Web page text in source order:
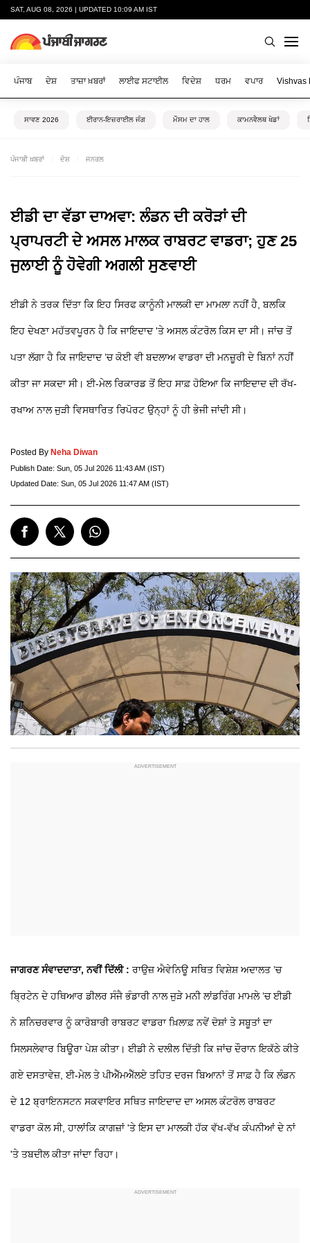
SAT, AUG 08, 2026 | UPDATED 10:09 AM IST
ਪੰਜਾਬ ਦੇਸ਼ ਤਾਜ਼ਾ ਖ਼ਬਰਾਂ ਲਾਈਫ ਸਟਾਈਲ ਵਿਦੇਸ਼ ਧਰਮ ਵਪਾਰ Vishvas
ਸਾਵਣ 2026 ਈਰਾਨ-ਇਜ਼ਰਾਈਲ ਜੰਗ ਮੌਸਮ ਦਾ ਹਾਲ ਕਾਮਨਵੈਲਥ ਖੇਡਾਂ
ਪੰਜਾਬੀ ਖ਼ਬਰਾਂ ਦੇਸ਼ ਜਨਰਲ
ਈਡੀ ਦਾ ਵੱਡਾ ਦਾਅਵਾ: ਲੰਡਨ ਦੀ ਕਰੋੜਾਂ ਦੀ
ਪ੍ਰਾਪਰਟੀ ਦੇ ਅਸਲ ਮਾਲਕ ਰਾਬਰਟ ਵਾਡਰਾ; ਹੁਣ 25
ਜੁਲਾਈ ਨੂੰ ਹੋਵੇਗੀ ਅਗਲੀ ਸੁਣਵਾਈ
ਈਡੀ ਨੇ ਤਰਕ ਦਿੱਤਾ ਕਿ ਇਹ ਸਿਰਫ ਕਾਨੂੰਨੀ ਮਾਲਕੀ ਦਾ ਮਾਮਲਾ ਨਹੀਂ ਹੈ, ਬਲਕਿ
ਇਹ ਦੇਖਣਾ ਮਹੱਤਵਪੂਰਨ ਹੈ ਕਿ ਜਾਇਦਾਦ 'ਤੇ ਅਸਲ ਕੰਟਰੋਲ ਕਿਸ ਦਾ ਸੀ। ਜਾਂਚ ਤੋਂ
ਪਤਾ ਲੱਗਾ ਹੈ ਕਿ ਜਾਇਦਾਦ ’ਚ ਕੋਈ ਵੀ ਬਦਲਾਅ ਵਾਡਰਾ ਦੀ ਮਨਜ਼ੂਰੀ ਦੇ ਬਿਨਾਂ ਨਹੀਂ
ਕੀਤਾ ਜਾ ਸਕਦਾ ਸੀ। ਈ-ਮੇਲ ਰਿਕਾਰਡ ਤੋਂ ਇਹ ਸਾਫ਼ ਹੋਇਆ ਕਿ ਜਾਇਦਾਦ ਦੀ ਰੱਖ-
ਰਖਾਅ ਨਾਲ ਜੁੜੀ ਵਿਸਥਾਰਿਤ ਰਿਪੋਰਟ ਉਨ੍ਹਾਂ ਨੂੰ ਹੀ ਭੇਜੀ ਜਾਂਦੀ ਸੀ।
Posted By Neha Diwan
Publish Date: Sun, 05 Jul 2026 11:43 AM (IST)
Updated Date: Sun, 05 Jul 2026 11:47 AM (IST)
ਜਾਗਰਣ ਸੰਵਾਦਦਾਤਾ, ਨਵੀਂ ਦਿੱਲੀ : ਰਾਉਜ਼ ਐਵੇਨਿਊ ਸਥਿਤ ਵਿਸ਼ੇਸ਼ ਅਦਾਲਤ ’ਚ
ਬ੍ਰਿਟੇਨ ਦੇ ਹਥਿਆਰ ਡੀਲਰ ਸੰਜੈ ਭੰਡਾਰੀ ਨਾਲ ਜੁੜੇ ਮਨੀ ਲਾਂਡਰਿੰਗ ਮਾਮਲੇ ’ਚ ਈਡੀ
ਨੇ ਸ਼ਨਿਚਰਵਾਰ ਨੂੰ ਕਾਰੋਬਾਰੀ ਰਾਬਰਟ ਵਾਡਰਾ ਖ਼ਿਲਾਫ਼ ਨਵੇਂ ਦੋਸ਼ਾਂ ਤੇ ਸਬੂਤਾਂ ਦਾ
ਸਿਲਸਲੇਵਾਰ ਬਿਊਰਾ ਪੇਸ਼ ਕੀਤਾ। ਈਡੀ ਨੇ ਦਲੀਲ ਦਿੱਤੀ ਕਿ ਜਾਂਚ ਦੌਰਾਨ ਇਕੱਠੇ ਕੀਤੇ
ਗਏ ਦਸਤਾਵੇਜ਼, ਈ-ਮੇਲ ਤੇ ਪੀਐੱਮਐੱਲਏ ਤਹਿਤ ਦਰਜ ਬਿਆਨਾਂ ਤੋਂ ਸਾਫ਼ ਹੈ ਕਿ ਲੰਡਨ
ਦੇ 12 ਬ੍ਰਾਇਨਸਟਨ ਸਕਵਾਇਰ ਸਥਿਤ ਜਾਇਦਾਦ ਦਾ ਅਸਲ ਕੰਟਰੋਲ ਰਾਬਰਟ
ਵਾਡਰਾ ਕੋਲ ਸੀ, ਹਾਲਾਂਕਿ ਕਾਗਜ਼ਾਂ 'ਤੇ ਇਸ ਦਾ ਮਾਲਕੀ ਹੱਕ ਵੱਖ-ਵੱਖ ਕੰਪਨੀਆਂ ਦੇ ਨਾਂ
'ਤੇ ਤਬਦੀਲ ਕੀਤਾ ਜਾਂਦਾ ਰਿਹਾ।